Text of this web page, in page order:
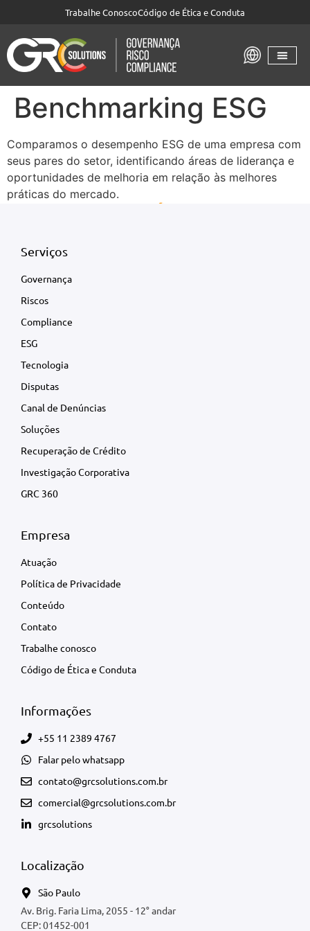
Trabalhe ConoscoCódigo de Ética e Conduta
Benchmarking ESG
Comparamos o desempenho ESG de uma empresa com
seus pares do setor, identificando áreas de liderança e
oportunidades de melhoria em relação às melhores
práticas do mercado.
Serviços
Governança
Riscos
Compliance
ESG
Tecnologia
Disputas
Canal de Denúncias
Soluções
Recuperação de Crédito
Investigação Corporativa
GRC 360
Empresa
Atuação
Política de Privacidade
Conteúdo
Contato
Trabalhe conosco
Código de Ética e Conduta
Informações
+55 11 2389 4767
Falar pelo whatsapp
contato@grcsolutions.com.br
comercial@grcsolutions.com.br
grcsolutions
Localização
São Paulo
Av. Brig. Faria Lima, 2055 - 12° andar
CEP: 01452-001